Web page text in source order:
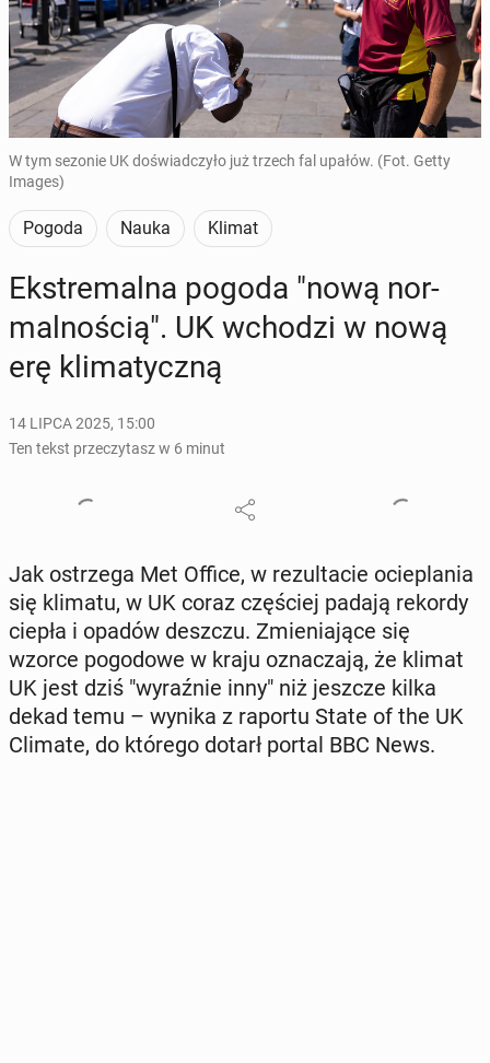
W tym sezonie UK doświadczyło już trzech fal upałów. (Fot. Getty
Images)
Pogoda Nauka Klimat
Eks­tre­mal­na pogoda "nową nor­
mal­no­ścią". UK wchodzi w nową
erę kli­ma­tycz­ną
14 LIPCA 2025, 15:00
Ten tekst przeczytasz w 6 minut
Jak ostrze­ga Met Office, w re­zul­ta­cie ocie­pla­nia
się klimatu, w UK coraz czę­ściej padają rekordy
ciepła i opadów deszczu. Zmie­nia­ją­ce się
wzorce po­go­do­we w kraju ozna­cza­ją, że klimat
UK jest dziś "wy­raź­nie inny" niż jeszcze kilka
dekad temu – wynika z raportu State of the UK
Climate, do którego dotarł portal BBC News.